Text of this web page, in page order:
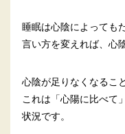
睡眠は心陰によっても
言い方を変えれば、心
心陰が足りなくなるこ
これは「心陽に比べて
状況です。